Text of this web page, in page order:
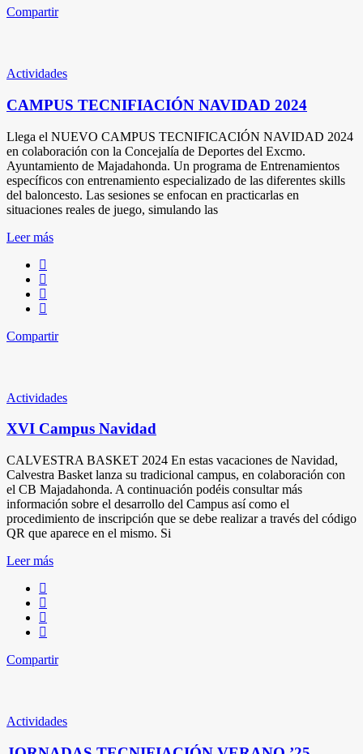
Compartir
Actividades
CAMPUS TECNIFIACIÓN NAVIDAD 2024
Llega el NUEVO CAMPUS TECNIFICACIÓN NAVIDAD 2024
en colaboración con la Concejalía de Deportes del Excmo.
Ayuntamiento de Majadahonda. Un programa de Entrenamientos
específicos con entrenamiento especializado de las diferentes skills
del baloncesto. Las sesiones se enfocan en practicarlas en
situaciones reales de juego, simulando las
Leer más
Compartir
Actividades
XVI Campus Navidad
CALVESTRA BASKET 2024 En estas vacaciones de Navidad,
Calvestra Basket lanza su tradicional campus, en colaboración con
el CB Majadahonda. A continuación podéis consultar más
información sobre el desarrollo del Campus así como el
procedimiento de inscripción que se debe realizar a través del código
QR que aparece en el mismo. Si
Leer más
Compartir
Actividades